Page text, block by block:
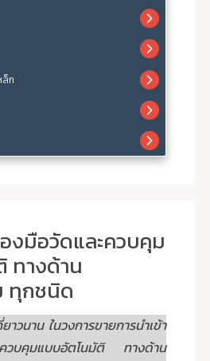
ล็ก
งมือวัดและควบคุม
ทางด้าน
ทุกชนิด
วนาน ในวงการขายการนำเข้า
วบคุมแบบอัตโนมัติ ทางด้าน